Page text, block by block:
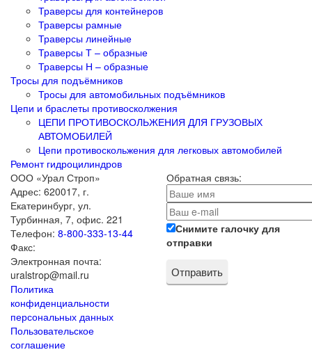
Траверсы для контейнеров
Траверсы рамные
Траверсы линейные
Траверсы Т – образные
Траверсы Н – образные
Тросы для подъёмников
Тросы для автомобильных подъёмников
Цепи и браслеты противосколжения
ЦЕПИ ПРОТИВОСКОЛЬЖЕНИЯ ДЛЯ ГРУЗОВЫХ
АВТОМОБИЛЕЙ
Цепи противоскольжения для легковых автомобилей
Ремонт гидроцилиндров
ООО «Урал Строп»
Адрес: 620017, г.
Екатеринбург, ул.
Турбинная, 7, офис. 221
Телефон: 8-800-333-13-44
Факс:
Электронная почта:
uralstrop@mail.ru
Политика
конфиденциальности
персональных данных
Пользовательское
соглашение
Обратная связь:
Снимите галочку для
отправки